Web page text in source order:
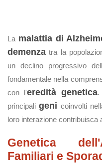
La malattia di
demenza tra la
un declino progressivo
fondamentale nella
con l'eredità genetica.
principaligeni coinvolti
loro interazione contribuisca
Genetica
Familiari e